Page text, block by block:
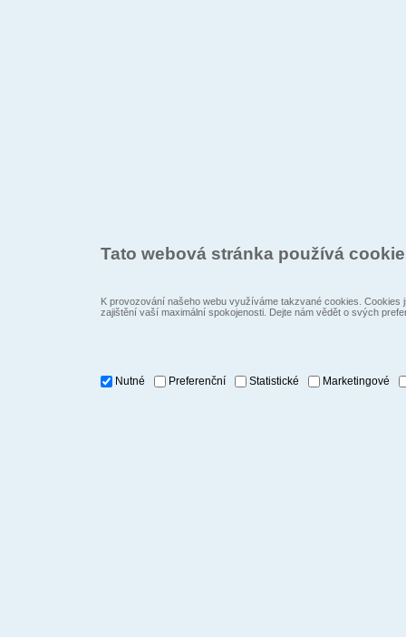
Tato webová stránka používá
K provozování našeho webu využíváme takzvané cookies.
zajištění vaší maximální spokojenosti. Dejte nám vědět o svých
Nutné Preferenční Statistické Marketingové